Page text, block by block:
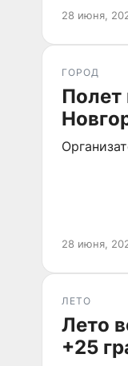
28 июня,
ГОРОД
28 июня,
ЛЕТО
Лето
+25